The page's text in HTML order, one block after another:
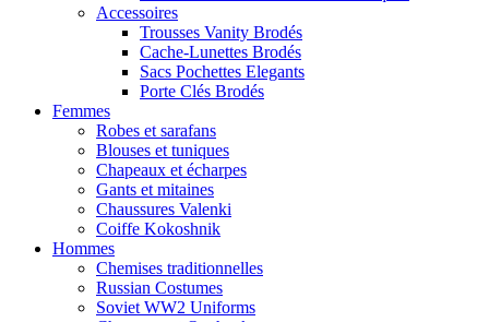
Accessoires
Trousses Vanity Brodés
Cache-Lunettes Brodés
Sacs Pochettes Elegants
Porte Clés Brodés
Femmes
Robes et sarafans
Blouses et tuniques
Chapeaux et écharpes
Gants et mitaines
Chaussures Valenki
Coiffe Kokoshnik
Hommes
Chemises traditionnelles
Russian Costumes
Soviet WW2 Uniforms